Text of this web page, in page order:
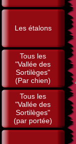
Les étalons
Tous les
"Vallée des
Sortilèges"
(Par chien)
Tous les
"Vallée des
Sortilèges"
(par portée)